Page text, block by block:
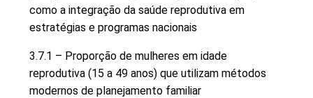
como a integração da saúde reprodutiva em
estratégias e programas nacionais
3.7.1 – Proporção de mulheres em idade
reprodutiva (15 a 49 anos) que utilizam métodos
modernos de planejamento familiar